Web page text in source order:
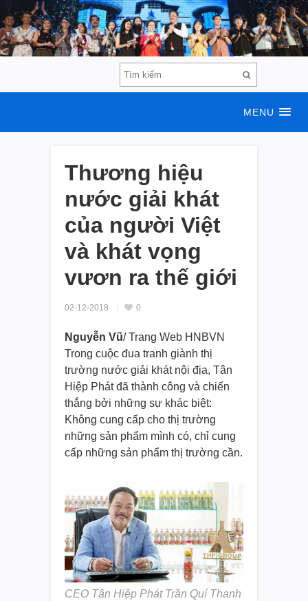
MENU
Thương hiệu
nước giải khát
của người Việt
và khát vọng
vươn ra thế giới
02-12-2018 0
Nguyễn Vũ/ Trang Web HNBVN
Trong cuộc đua tranh giành thị
trường nước giải khát nội địa, Tân
Hiệp Phát đã thành công và chiến
thắng bởi những sự khác biệt:
Không cung cấp cho thị trường
những sản phẩm mình có, chỉ cung
cấp những sản phẩm thị trường cần.
CEO Tân Hiệp Phát Trần Quí Thanh